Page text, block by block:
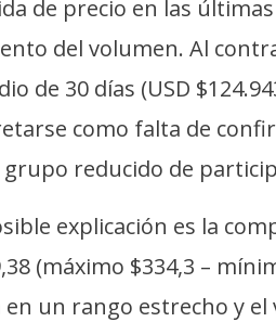
de precio en las
del volumen. Al
de 30 días (USD
como falta de
reducido de
explicación es la
(máximo $334,3 –
un rango estrecho y